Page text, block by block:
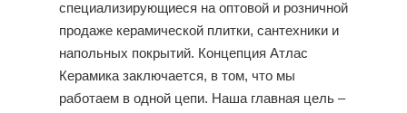
специализирующиеся на оптовой и розничной
продаже керамической плитки, сантехники и
напольных покрытий. Концепция Атлас
Керамика заключается, в том, что мы
работаем в одной цепи. Наша главная цель –